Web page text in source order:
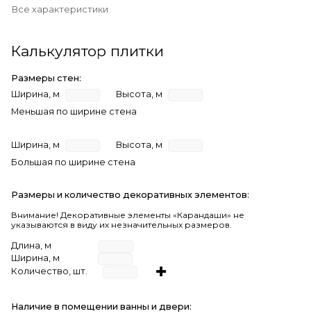
Все характеристики
Калькулятор плитки
Размеры стен:
Ширина, м
Высота, м
Меньшая по ширине стена
Ширина, м
Высота, м
Большая по ширине стена
Размеры и количество декоративных элементов:
Внимание! Декоративные элементы «Карандаши» не
указываются в виду их незначительных размеров.
Длина, м
Ширина, м
Количество, шт.
Наличие в помещении ванны и двери: